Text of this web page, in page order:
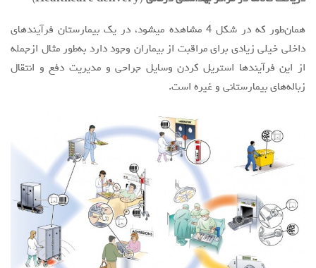
همان‌طور که در شکل 4 مشاهده میشود، در یک بیمارستان فرآیندهای
داخلی خیلی زیادی برای مراقبت از بیماران وجود دارد به‌طور مثال ازجمله
از این فرآیندها استریل کردن وسایل جراحی و مدیریت دفع و انتقال
زباله‌های بیمارستانی و غیره است.